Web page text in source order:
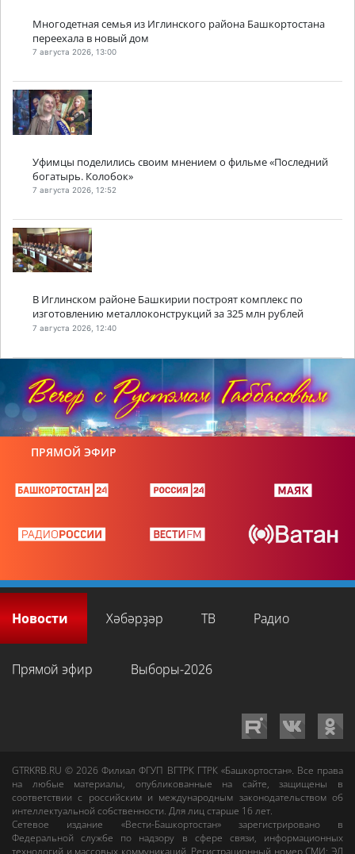
Многодетная семья из Иглинского района Башкортостана
переехала в новый дом
7 августа 2026, 13:00
Уфимцы поделились своим мнением о фильме «Последний
богатырь. Колобок»
7 августа 2026, 12:52
В Иглинском районе Башкирии построят комплекс по
изготовлению металлоконструкций за 325 млн рублей
7 августа 2026, 12:40
ПРЯМОЙ ЭФИР
Новости Хәбәрҙәр ТВ Радио
Прямой эфир Выборы-2026
GTRKRB.RU © 2026Филиал ФГУП ВГТРК ГТРК «Башкортостан». Все права
на любые материалы, опубликованные на сайте, защищены в
соответствии с российским и международным законодательством об
интеллектуальной собственности. Для лиц старше 16 лет.
Сетевое издание «Вести-Башкортостан»зарегистрировано в
Федеральной службе по надзору в сфере связи, информационных
технологий и массовых коммуникаций. Регистрационный номер СМИ: ЭЛ